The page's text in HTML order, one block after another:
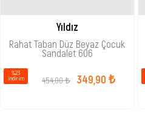
Yıldız
Rahat Taban Düz Beyaz Çocuk
Sandalet 606
349,90 ₺
454,00 ₺
%23
i̇ndirim